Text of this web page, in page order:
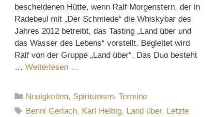
bescheidenen Hütte, wenn Ralf Morgenstern, der in
Radebeul mit „Der Schmiede“ die Whiskybar des
Jahres 2012 betreibt, das Tasting „Land über und
das Wasser des Lebens“ vorstellt. Begleitet wird
Ralf von der Gruppe „Land über“. Das Duo besteht
… Weiterlesen …
Kategorien
Neuigkeiten, Spirituosen,Termine
Schlagwörter
Benni Gerlach, Karl Helbig, Land über, Letzte